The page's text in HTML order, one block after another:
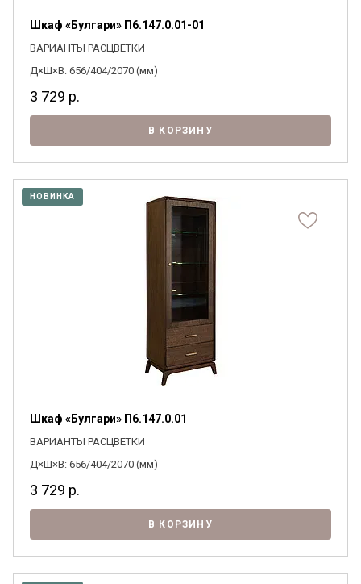
Шкаф «Булгари» П6.147.0.01-01
ВАРИАНТЫ РАСЦВЕТКИ
Д×Ш×В: 656/404/2070 (мм)
3 729 р.
В КОРЗИНУ
НОВИНКА
Шкаф «Булгари» П6.147.0.01
ВАРИАНТЫ РАСЦВЕТКИ
Д×Ш×В: 656/404/2070 (мм)
3 729 р.
В КОРЗИНУ